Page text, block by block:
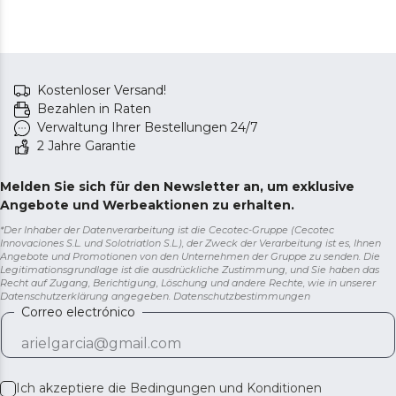
Kostenloser Versand!
Bezahlen in Raten
Verwaltung Ihrer Bestellungen 24/7
2 Jahre Garantie
Melden Sie sich für den Newsletter an, um exklusive
Angebote und Werbeaktionen zu erhalten.
*Der Inhaber der Datenverarbeitung ist die Cecotec-Gruppe (Cecotec
Innovaciones S.L. und Solotriatlon S.L.), der Zweck der Verarbeitung ist es, Ihnen
Angebote und Promotionen von den Unternehmen der Gruppe zu senden. Die
Legitimationsgrundlage ist die ausdrückliche Zustimmung, und Sie haben das
Recht auf Zugang, Berichtigung, Löschung und andere Rechte, wie in unserer
Datenschutzerklärung angegeben. Datenschutzbestimmungen
Correo electrónico
Ich akzeptiere die Bedingungen und Konditionen